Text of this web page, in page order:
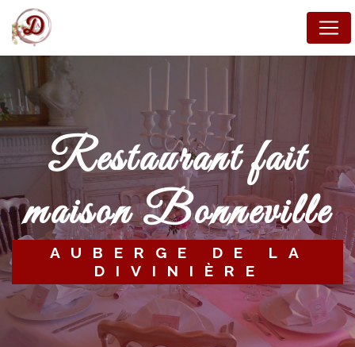
restaurant fait
maison Bonneville
AUBERGE DE LA
DIVINIÈRE
Panneau de gestion des cookies